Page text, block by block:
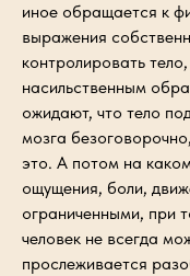
иное обращается к
выражения
контролировать
насильственным
ожидают, что тело
мозга
это. А потом на
ощущения, боли,
ограниченными, при
человек не всегда
прослеживается